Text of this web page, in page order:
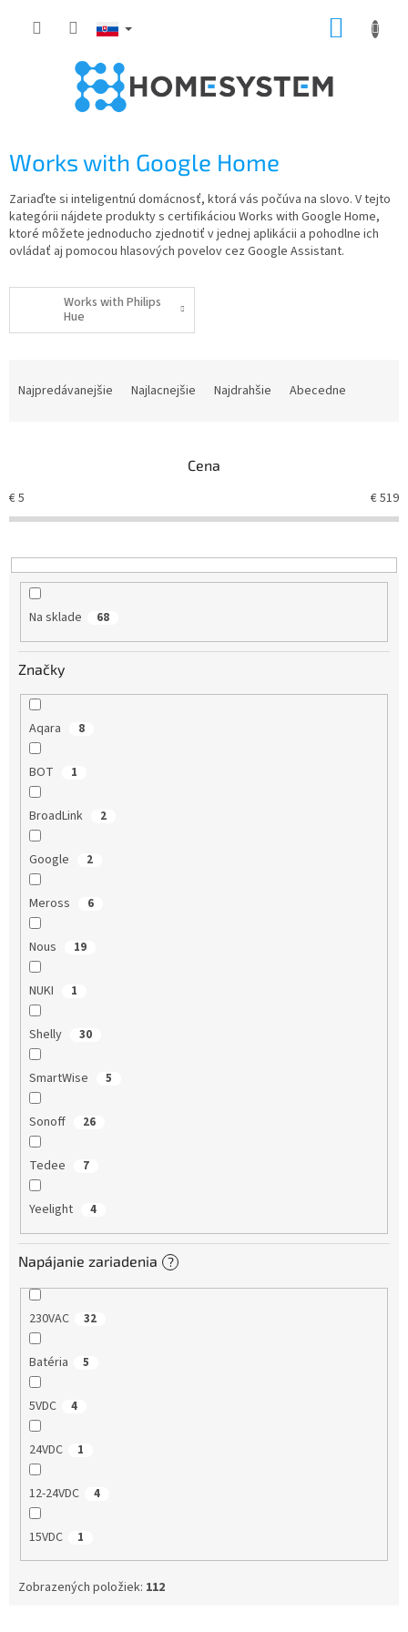
Works with Google Home
Zariaďte si inteligentnú domácnosť, ktorá vás počúva na slovo. V tejto
kategórii nájdete produkty s certifikáciou Works with Google Home,
ktoré môžete jednoducho zjednotiť v jednej aplikácii a pohodlne ich
ovládať aj pomocou hlasových povelov cez Google Assistant.
Works with Philips
Hue
e
p
r
d
Najpredávanejšie Najlacnejšie Najdrahšie Abecedne
Cena
€5 €519
Na sklade 68
Značky
Aqara 8
BOT 1
BroadLink 2
Google 2
Meross 6
Nous 19
NUKI 1
Shelly 30
SmartWise 5
Sonoff 26
Tedee 7
Yeelight 4
Napájanie zariadenia ?
230VAC 32
Batéria 5
5VDC 4
24VDC 1
12-24VDC 4
15VDC 1
Zobrazených položiek: 112